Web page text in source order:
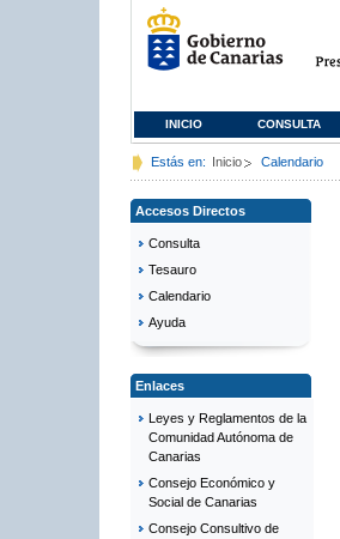
INICIO CONSULTA
Estás en: Inicio Calendario
Accesos Directos
Consulta
Tesauro
Calendario
Ayuda
Enlaces
Leyes y Reglamentos de la
Comunidad Autónoma de
Canarias
Consejo Económico y
Social de Canarias
Consejo Consultivo de